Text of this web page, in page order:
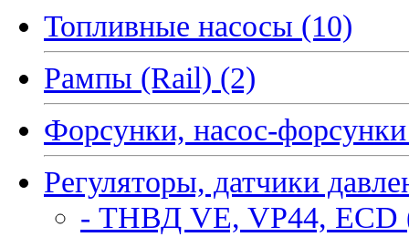
Топливные насосы (10)
Рампы (Rail) (2)
Форсунки, насос-
Регуляторы, датчики
- ТНВД VE, VP44, ECD